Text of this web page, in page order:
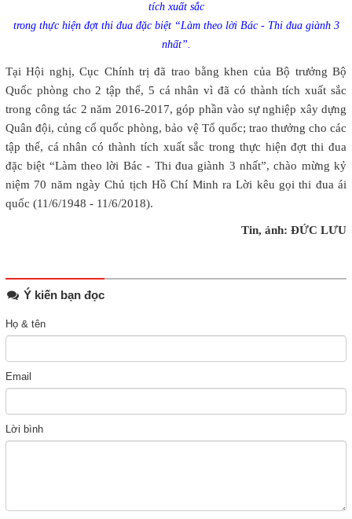
tích xuất sắc
trong thực hiện đợt thi đua đặc biệt “Làm theo lời Bác - Thi đua giành 3
nhất”.
Tại Hội nghị, Cục Chính trị đã trao bằng khen của Bộ trưởng Bộ
Quốc phòng cho 2 tập thể, 5 cá nhân vì đã có thành tích xuất sắc
trong công tác 2 năm 2016-2017, góp phần vào sự nghiệp xây dựng
Quân đội, củng cố quốc phòng, bảo vệ Tổ quốc; trao thưởng cho các
tập thể, cá nhân có thành tích xuất sắc trong thực hiện đợt thi đua
đặc biệt “Làm theo lời Bác - Thi đua giành 3 nhất”, chào mừng kỷ
niệm 70 năm ngày Chủ tịch Hồ Chí Minh ra Lời kêu gọi thi đua ái
quốc (11/6/1948 - 11/6/2018).
Tin, ảnh: ĐỨC LƯU
Ý kiến bạn đọc
Họ & tên
Email
Lời bình